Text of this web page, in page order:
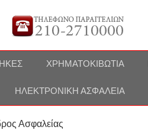
ΧΡΗΜΑΤΟΚΙΒΏΤΙΑ
ΗΛΕΚΤΡΟΝΙΚΉ ΑΣΦΆΛΕΙΑ
Ασφαλείας